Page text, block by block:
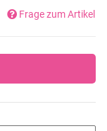
Frage zum Artikel